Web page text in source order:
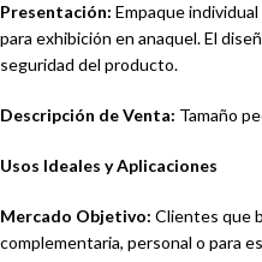
Presentación: Empaque
para exhibición en anaquel. El
seguridad del producto.
Descripción de Venta: Tamaño
Usos Ideales y Aplicaciones
Mercado Objetivo: Clientes que
complementaria, personal o para